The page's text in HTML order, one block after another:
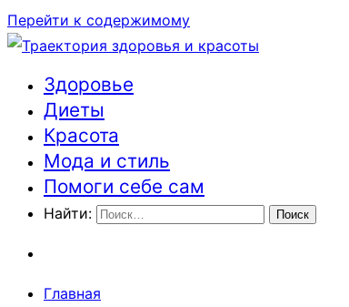
Перейти к содержимому
Траектория здоровья и красоты
Здоровье
Диеты
Красота
Мода и стиль
Помоги себе сам
Найти:
Главная